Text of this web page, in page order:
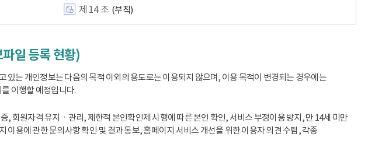
제 14 조 (부칙)
일 등록 현황)
는 개인정보는 다음의 목적 이외의 용도로는 이용되지 않으며, 이용 목적이 변경되는 경우에는
이행할 예정입니다.
, 회원자격 유지ㆍ관리, 제한적 본인확인제 시행에 따른 본인 확인, 서비스 부정이용 방지, 만 14세 미만
이용에 관한 문의사항 확인 및 결과 통보, 홈페이지 서비스 개선을 위한 이용자 의견 수렴, 각종